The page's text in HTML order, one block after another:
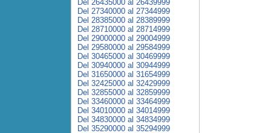
Del 26435000 al 26439999
Del 27340000 al 27344999
Del 28385000 al 28389999
Del 28710000 al 28714999
Del 29000000 al 29004999
Del 29580000 al 29584999
Del 30465000 al 30469999
Del 30940000 al 30944999
Del 31650000 al 31654999
Del 32425000 al 32429999
Del 32855000 al 32859999
Del 33460000 al 33464999
Del 34010000 al 34014999
Del 34830000 al 34834999
Del 35290000 al 35294999